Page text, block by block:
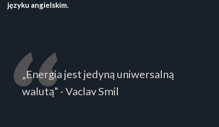
języku angielskim.
„Energia jest jedyną uniwersalną
walutą” - Vaclav Smil